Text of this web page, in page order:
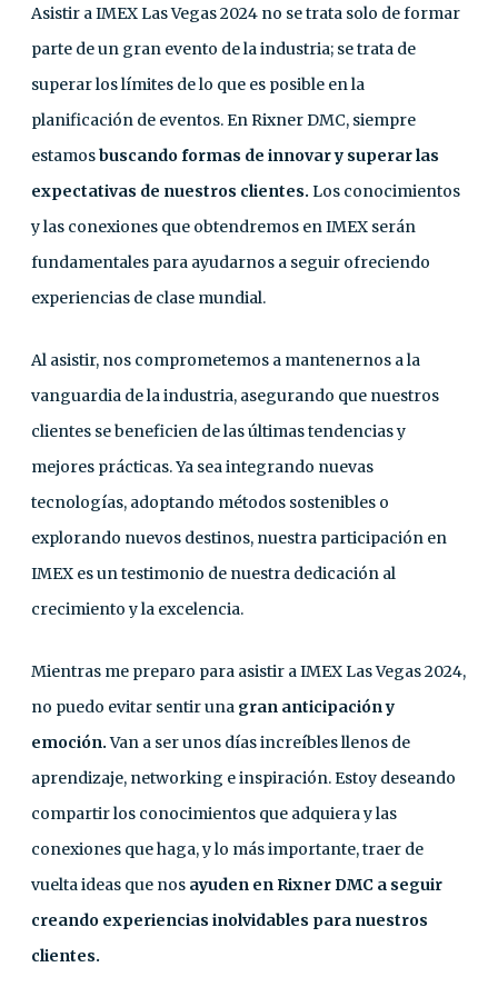
Asistir a IMEX Las Vegas 2024 no se trata solo de formar
parte de un gran evento de la industria; se trata de
superar los límites de lo que es posible en la
planificación de eventos. En Rixner DMC, siempre
estamosbuscando formas de innovar y superar las
expectativas de nuestros clientes. Los conocimientos
y las conexiones que obtendremos en IMEX serán
fundamentales para ayudarnos a seguir ofreciendo
experiencias de clase mundial.
Al asistir, nos comprometemos a mantenernos a la
vanguardia de la industria, asegurando que nuestros
clientes se beneficien de las últimas tendencias y
mejores prácticas. Ya sea integrando nuevas
tecnologías, adoptando métodos sostenibles o
explorando nuevos destinos, nuestra participación en
IMEX es un testimonio de nuestra dedicación al
crecimiento y la excelencia.
Mientras me preparo para asistir a IMEX Las Vegas 2024,
no puedo evitar sentir una gran anticipación y
emoción.Van a ser unos días increíbles llenos de
aprendizaje, networking e inspiración. Estoy deseando
compartir los conocimientos que adquiera y las
conexiones que haga, y lo más importante, traer de
vuelta ideas que nos ayuden en Rixner DMC a seguir
creando experiencias inolvidables para nuestros
clientes.